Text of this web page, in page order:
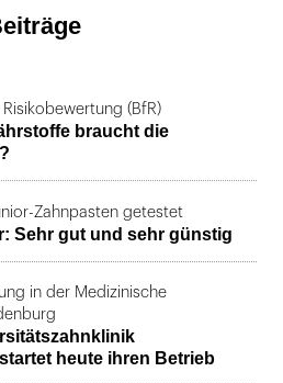
(BfR)
braucht die
Zahnpasten getestet
Sehr gut und sehr günstig
in der Medizinische
heute ihren Betrieb